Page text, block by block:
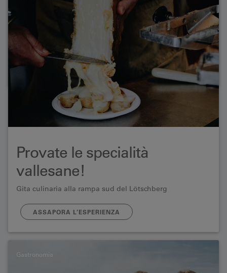
Provate le specialità
vallesane!
Gita culinaria alla rampa sud del Lötschberg
ASSAPORA L’ESPERIENZA
Gastronomia